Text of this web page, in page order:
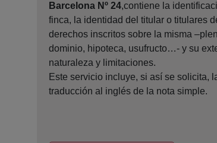
Barcelona Nº 24,contiene la
finca, la identidad del titular o titulares
derechos inscritos sobre la misma
dominio, hipoteca, usufructo…- y su
naturaleza y limitaciones.
Este servicio incluye, si así se solicita,
traducción al inglés de la nota simple.